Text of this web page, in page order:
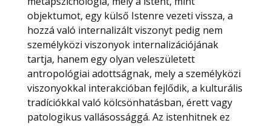
objektumot, egy külső Istenre vezeti vissza, a
hozzá való internalizált viszonyt pedig nem
személyközi viszonyok internalizációjának
tartja, hanem egy olyan veleszületett
antropológiai adottságnak, mely a személyközi
viszonyokkal interakcióban fejlődik, a kulturális
tradíciókkal való kölcsönhatásban, érett vagy
patologikus vallásossággá. Az istenhitnek ez